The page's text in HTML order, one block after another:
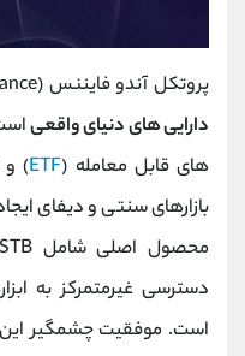
پروتکل آندو فایننس (Ondo Finance)، یکی از
دارایی های دنیای واقعی
‌های قابل معامله (ETF) و
بازارهای سنتی و دیفای
دسترسی غیرمتمرکز به
است. موفقیت چشمگیر این